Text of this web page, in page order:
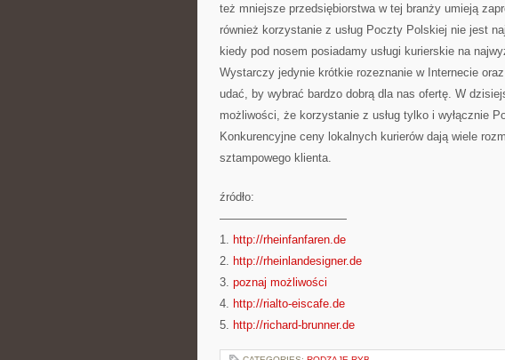
też mniejsze przedsiębiorstwa w tej branży umieją
również korzystanie z usług Poczty Polskiej nie jest
kiedy pod nosem posiadamy usługi kurierskie na
Wystarczy jedynie krótkie rozeznanie w Internecie
udać, by wybrać bardzo dobrą dla nas ofertę. W
możliwości, że korzystanie z usług tylko i wyłącznie
Konkurencyjne ceny lokalnych kurierów dają wiele
sztampowego klienta.
źródło:
———————————
1. http://rheinfanfaren.de
2. http://rheinlandesigner.de
3. poznaj możliwości
4. http://rialto-eiscafe.de
5. http://richard-brunner.de